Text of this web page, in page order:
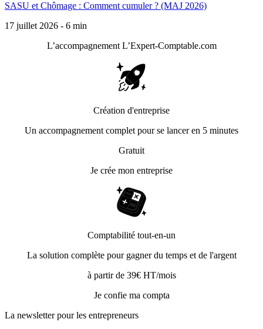
SASU et Chômage : Comment cumuler ? (MAJ 2026)
17 juillet 2026 - 6 min
L’accompagnement L’Expert-Comptable.com
Création d'entreprise
Un accompagnement complet pour se lancer en 5 minutes
Gratuit
Je crée mon entreprise
Comptabilité tout-en-un
La solution complète pour gagner du temps et de l'argent
à partir de 39€ HT/mois
Je confie ma compta
La newsletter pour les entrepreneurs